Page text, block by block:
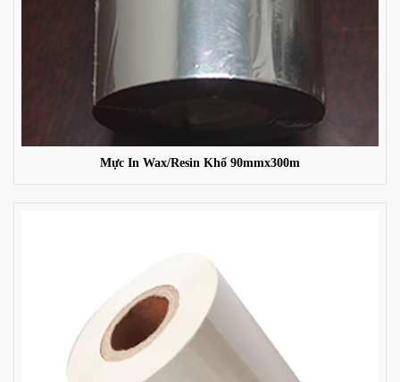
Mực In Wax/Resin Khổ 90mmx300m